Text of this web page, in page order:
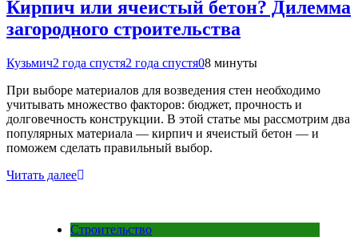
Кирпич или ячеистый бетон? Дилемма
загородного строительства
Кузьмич2 года спустя2 года спустя08 минуты
При выборе материалов для возведения стен необходимо
учитывать множество факторов: бюджет, прочность и
долговечность конструкции. В этой статье мы рассмотрим два
популярных материала — кирпич и ячеистый бетон — и
поможем сделать правильный выбор.
Читать далее
Строительство